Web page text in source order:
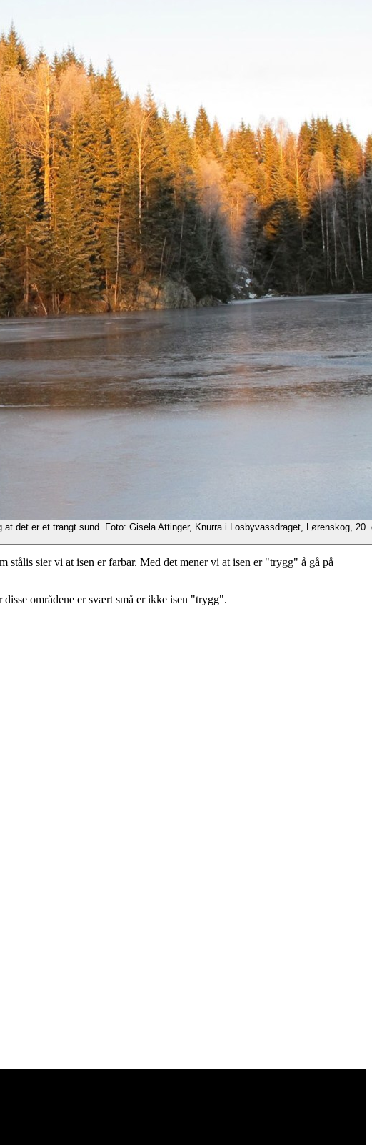
det er et trangt sund. Foto: Gisela Attinger, Knurra i Losbyvassdraget, Lørenskog, 20.
stålis sier vi at isen er farbar. Med det mener vi at isen er "trygg" å gå på
områdene er svært små er ikke isen "trygg".